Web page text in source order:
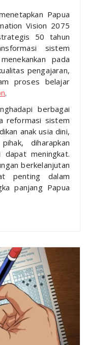
Papua
Vision 2075
50 tahun
sistem
pada
pengajaran,
proses belajar
.
berbagai
reformasi sistem
anak usia dini,
diharapkan
dapat meningkat.
berkelanjutan
penting dalam
panjang Papua